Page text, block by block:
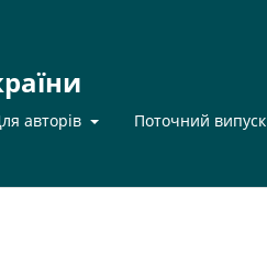
авторів Поточний випуск